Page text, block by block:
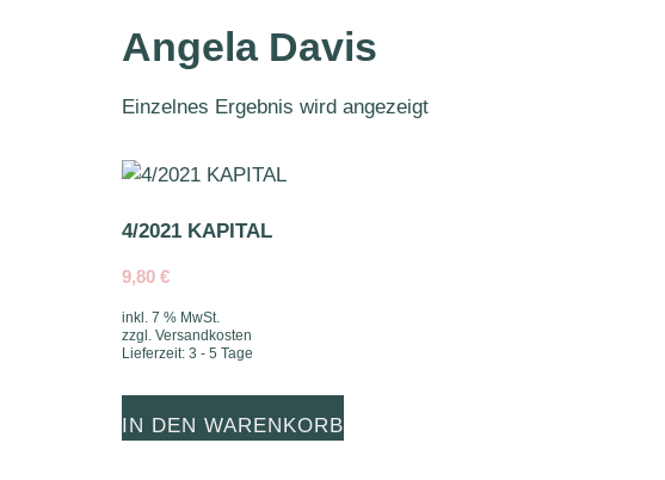
Angela Davis
Einzelnes Ergebnis wird angezeigt
4/2021 KAPITAL
9,80 €
inkl. 7 % MwSt.
zzgl. Versandkosten
Lieferzeit: 3 - 5 Tage
IN DEN WARENKORB